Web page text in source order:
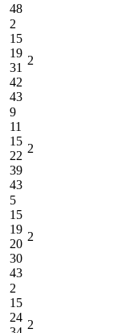
48
2
15
19
31
42
43
2
9
11
15
22
39
43
2
5
15
19
20
30
43
2
2
15
24
2